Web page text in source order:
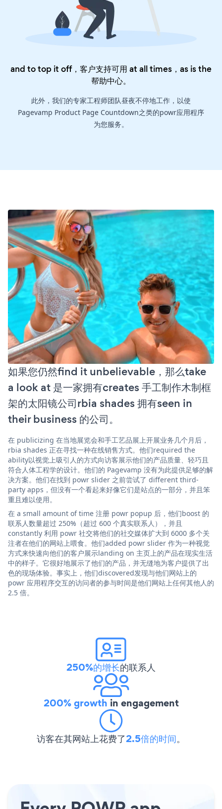
and to top it off，客户支持可用 at all times，as is the
帮助中心。
此外，我们的专家工程师团队昼夜不停地工作，以使
Pagevamp Product Page Countdown之类的powr应用程序
为您服务。
如果您仍然find it unbelievable，那么take
a look at 是一家拥有creates 手工制作木制框
架的太阳镜公司rbia shades 拥有seen in
their business 的公司。
在 publicizing 在当地展览会和手工艺品展上开展业务几个月后，
rbia shades 正在寻找一种在线销售方式。他们required the
ability以视觉上吸引人的方式向访客展示他们的产品质量、轻巧且
符合人体工程学的设计。他们的 Pagevamp 没有为此提供足够的解
决方案。他们在找到 powr slider 之前尝试了 different third-
party apps，但没有一个看起来好像它们是站点的一部分，并且笨
重且难以使用。
在 a small amount of time 注册 powr popup 后，他们boost 的
联系人数量超过 250%（超过 600 个真实联系人），并且
constantly 利用 powr 社交将他们的社交媒体扩大到 6000 多个关
注者在他们的网站上喂食。他们added powr slider 作为一种视觉
方式来快速向他们的客户展示landing on 主页上的产品在现实生活
中的样子。它很好地展示了他们的产品，并无缝地为客户提供了出
色的现场体验。事实上，他们discovered发现与他们网站上的
powr 应用程序交互的访问者的参与时间是他们网站上任何其他人的
2.5 倍。
250%的增长的联系人
200% growth in engagement
访客在其网站上花费了2.5倍的时间。